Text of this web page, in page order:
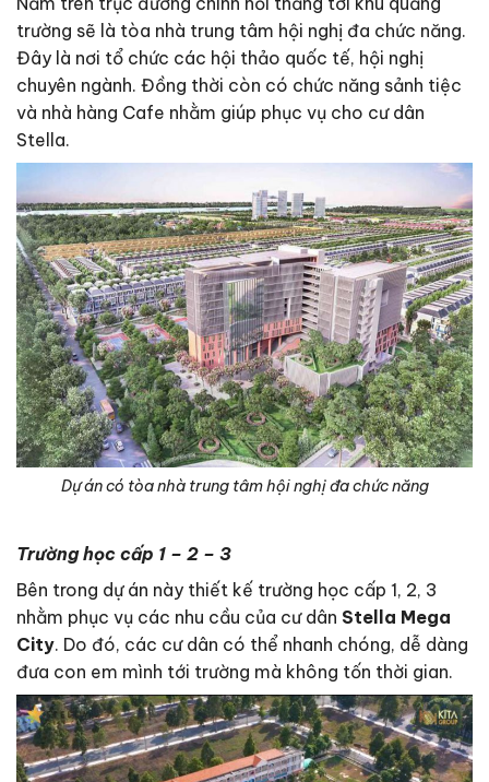
trường sẽ là tòa nhà trung tâm hội nghị đa chức năng.
Đây là nơi tổ chức các hội thảo quốc tế, hội nghị
chuyên ngành. Đồng thời còn có chức năng sảnh tiệc
và nhà hàng Cafe nhằm giúp phục vụ cho cư dân
Stella.
Dự án có tòa nhà trung tâm hội nghị đa chức năng
Trường học cấp 1 – 2 – 3
Bên trong dự án này thiết kế trường học cấp 1, 2, 3
nhằm phục vụ các nhu cầu của cư dân Stella Mega
City. Do đó, các cư dân có thể nhanh chóng, dễ dàng
đưa con em mình tới trường mà không tốn thời gian.